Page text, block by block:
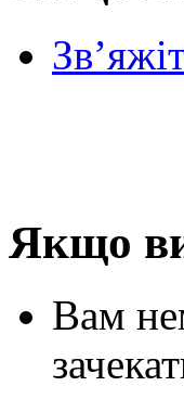
Якщо
Вам